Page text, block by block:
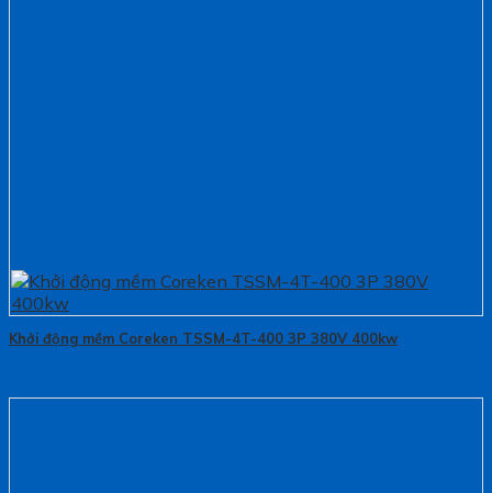
Khởi động mềm Coreken TSSM-4T-400 3P 380V 400kw